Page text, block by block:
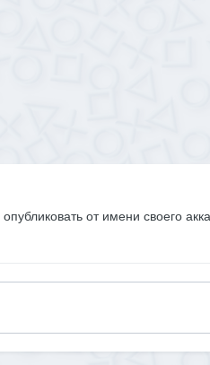
от имени своего